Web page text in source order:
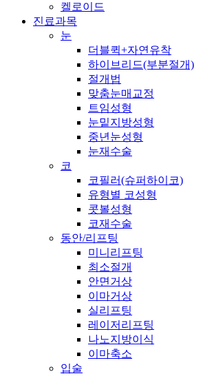
켈로이드
진료과목
눈
더블퀵+자연유착
하이브리드(부분절개)
절개법
맞춤눈매교정
트임성형
눈밑지방성형
중년눈성형
눈재수술
코
코필러(슈퍼하이코)
유형별 코성형
콧볼성형
코재수술
동안/리프팅
미니리프팅
최소절개
안면거상
이마거상
실리프팅
레이저리프팅
나노지방이식
이마축소
입술